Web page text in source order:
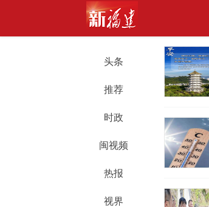
头条
推荐
时政
闽视频
热报
视界